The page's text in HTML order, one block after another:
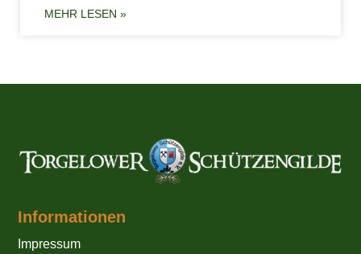
MEHR LESEN »
Informationen
Impressum